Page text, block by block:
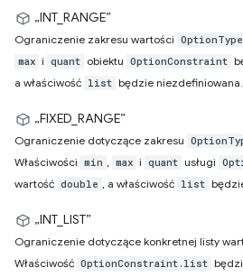
„INT_RANGE”
Ograniczenie zakresu wartości
max i quant obiektu OptionConstraint
a właściwość list będzie niezdefiniowana.
„FIXED_RANGE”
Ograniczenie dotyczące zakresu
Właściwości min , max i quant usługi
wartość double , a właściwość list
„INT_LIST”
Ograniczenie dotyczące konkretnej listy
Właściwość OptionConstraint.list